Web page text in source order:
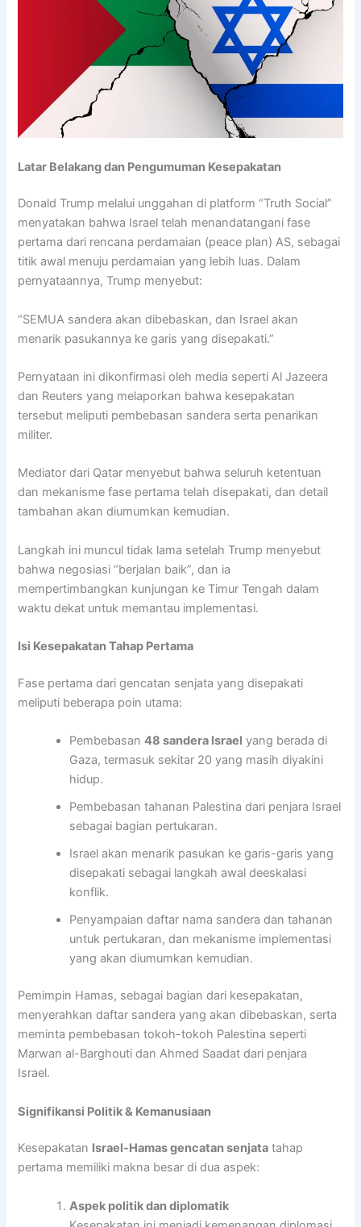
Latar Belakang dan Pengumuman Kesepakatan
Donald Trump melalui unggahan di platform “Truth Social”
menyatakan bahwa Israel telah menandatangani fase
pertama dari rencana perdamaian (peace plan) AS, sebagai
titik awal menuju perdamaian yang lebih luas. Dalam
pernyataannya, Trump menyebut:
“SEMUA sandera akan dibebaskan, dan Israel akan
menarik pasukannya ke garis yang disepakati.”
Pernyataan ini dikonfirmasi oleh media seperti Al Jazeera
dan Reuters yang melaporkan bahwa kesepakatan
tersebut meliputi pembebasan sandera serta penarikan
militer.
Mediator dari Qatar menyebut bahwa seluruh ketentuan
dan mekanisme fase pertama telah disepakati, dan detail
tambahan akan diumumkan kemudian.
Langkah ini muncul tidak lama setelah Trump menyebut
bahwa negosiasi “berjalan baik”, dan ia
mempertimbangkan kunjungan ke Timur Tengah dalam
waktu dekat untuk memantau implementasi.
Isi Kesepakatan Tahap Pertama
Fase pertama dari gencatan senjata yang disepakati
meliputi beberapa poin utama:
Pembebasan48 sandera Israel yang berada di
Gaza, termasuk sekitar 20 yang masih diyakini
hidup.
Pembebasan tahanan Palestina dari penjara Israel
sebagai bagian pertukaran.
Israel akan menarik pasukan ke garis-garis yang
disepakati sebagai langkah awal deeskalasi
konflik.
Penyampaian daftar nama sandera dan tahanan
untuk pertukaran, dan mekanisme implementasi
yang akan diumumkan kemudian.
Pemimpin Hamas, sebagai bagian dari kesepakatan,
menyerahkan daftar sandera yang akan dibebaskan, serta
meminta pembebasan tokoh-tokoh Palestina seperti
Marwan al-Barghouti dan Ahmed Saadat dari penjara
Israel.
Signifikansi Politik & Kemanusiaan
Kesepakatan Israel-Hamas gencatan senjata tahap
pertama memiliki makna besar di dua aspek:
Aspek politik dan diplomatik